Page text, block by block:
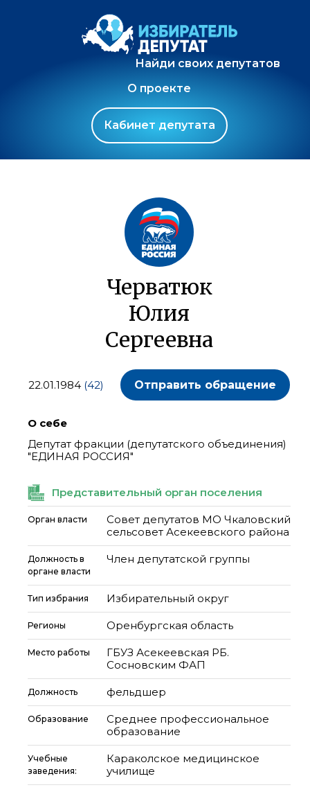
Найди своих депутатов
О проекте
Кабинет депутата
Черватюк
Юлия
Сергеевна
22.01.1984 (42) Отправить обращение
О себе
Депутат фракции (депутатского объединения)
"ЕДИНАЯ РОССИЯ"
Представительный орган поселения
Орган власти
Совет депутатов МО Чкаловский
сельсовет Асекеевского района
Должность в
органе власти
Член депутатской группы
Тип избрания Избирательный округ
Регионы Оренбургская область
Место работы
ГБУЗ Асекеевская РБ.
Сосновским ФАП
Должность фельдшер
Образование
Среднее профессиональное
образование
Учебные
заведения:
Караколское медицинское
училище